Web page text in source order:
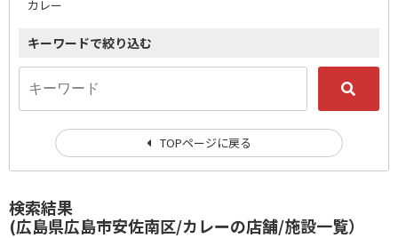
検索結果
(広島県広島市安佐南区/カレーの店舗/施設一覧）
カレー
キーワードで絞り込む
TOPページに戻る